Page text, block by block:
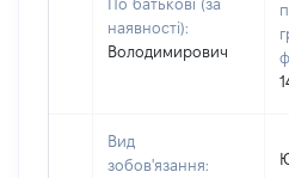
По батькові (за
наявності):
Володимирович
Вид
зобов'язання: